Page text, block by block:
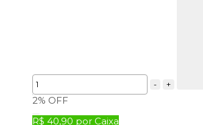
- +
2% OFF
R$ 40,90 por Caixa